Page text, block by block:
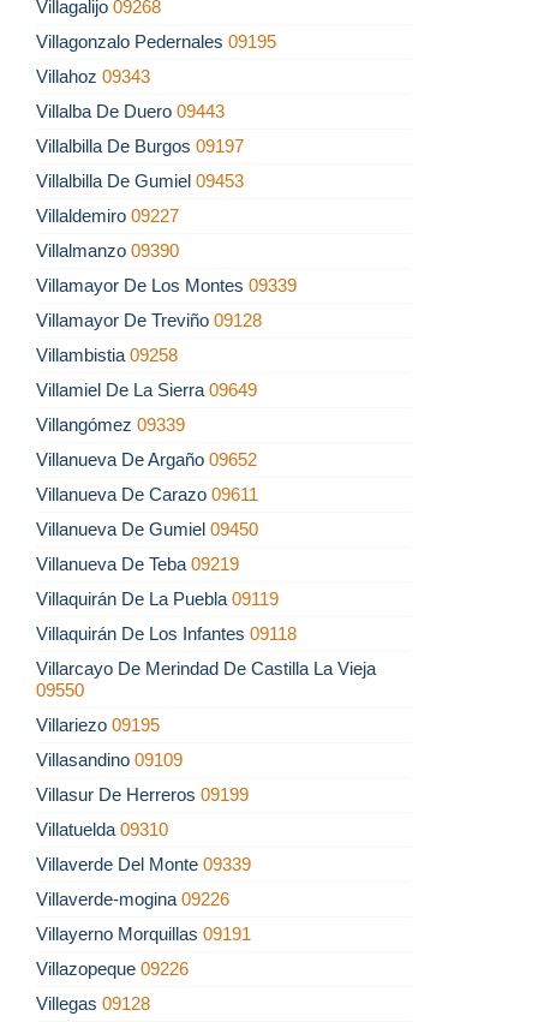
Villagalijo 09268
Villagonzalo Pedernales 09195
Villahoz 09343
Villalba De Duero 09443
Villalbilla De Burgos 09197
Villalbilla De Gumiel 09453
Villaldemiro 09227
Villalmanzo 09390
Villamayor De Los Montes 09339
Villamayor De Treviño 09128
Villambistia 09258
Villamiel De La Sierra 09649
Villangómez 09339
Villanueva De Argaño 09652
Villanueva De Carazo 09611
Villanueva De Gumiel 09450
Villanueva De Teba 09219
Villaquirán De La Puebla 09119
Villaquirán De Los Infantes 09118
Villarcayo De Merindad De Castilla La Vieja
09550
Villariezo 09195
Villasandino 09109
Villasur De Herreros 09199
Villatuelda 09310
Villaverde Del Monte 09339
Villaverde-mogina 09226
Villayerno Morquillas 09191
Villazopeque 09226
Villegas 09128